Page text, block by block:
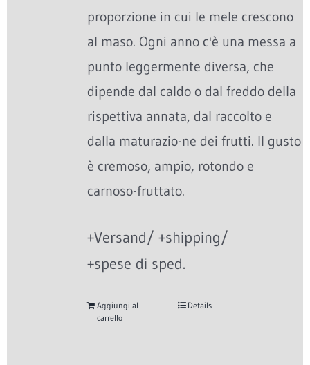
proporzione in cui le mele crescono
al maso. Ogni anno c'è una messa a
punto leggermente diversa, che
dipende dal caldo o dal freddo della
rispettiva annata, dal raccolto e
dalla maturazio-ne dei frutti. Il gusto
è cremoso, ampio, rotondo e
carnoso-fruttato.
+Versand/ +shipping/
+spese di sped.
Aggiungi al
carrello
Details